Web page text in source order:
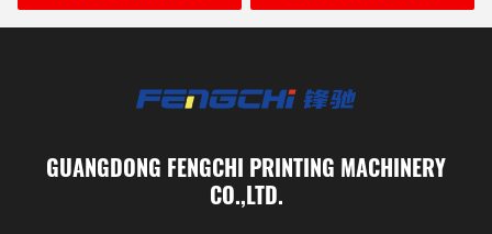
GUANGDONG FENGCHI PRINTING MACHINERY
CO.,LTD.